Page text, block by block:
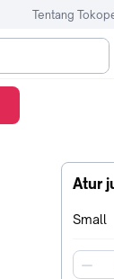
Tentang
Atur
Terpilih:
Small
jumlah